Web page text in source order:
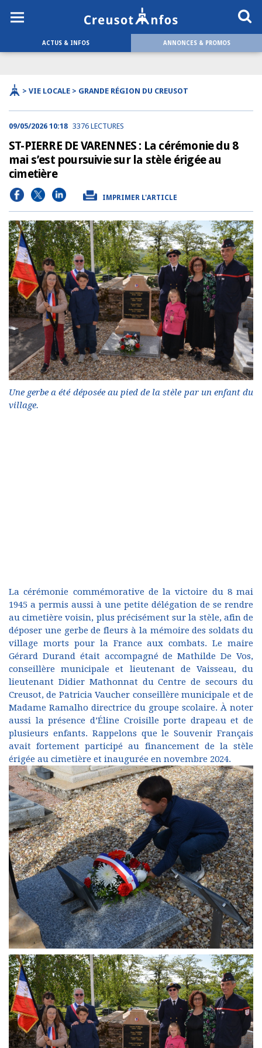
ACTUS & INFOS ANNONCES & PROMOS
> VIE LOCALE > GRANDE RÉGION DU CREUSOT
09/05/2026 10:18 3376 LECTURES
ST-PIERRE DE VARENNES : La cérémonie du 8
mai s’est poursuivie sur la stèle érigée au
cimetière
IMPRIMER L'ARTICLE
Une gerbe a été déposée au pied de la stèle par un enfant du
village.
La cérémonie commémorative de la victoire du 8 mai
1945 a permis aussi à une petite délégation de se rendre
au cimetière voisin, plus précisément sur la stèle, afin de
déposer une gerbe de fleurs à la mémoire des soldats du
village morts pour la France aux combats. Le maire
Gérard Durand était accompagné de Mathilde De Vos,
conseillère municipale et lieutenant de Vaisseau, du
lieutenant Didier Mathonnat du Centre de secours du
Creusot, de Patricia Vaucher conseillère municipale et de
Madame Ramalho directrice du groupe scolaire. À noter
aussi la présence d’Éline Croisille porte drapeau et de
plusieurs enfants. Rappelons que le Souvenir Français
avait fortement participé au financement de la stèle
érigée au cimetière et inaugurée en novembre 2024.